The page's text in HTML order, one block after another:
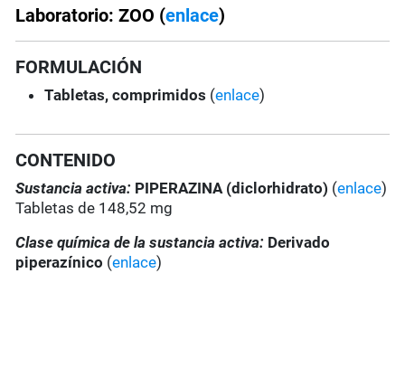
Laboratorio: ZOO (enlace)
FORMULACIÓN
Tabletas, comprimidos (enlace)
CONTENIDO
Sustancia activa: PIPERAZINA (diclorhidrato) (enlace)
Tabletas de 148,52 mg
Clase química de la sustancia activa: Derivado
piperazínico (enlace)